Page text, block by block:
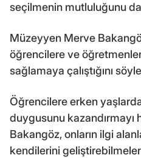
seçilmenin mutluluğunu
Müzeyyen Merve
öğrencilere ve
sağlamaya çalıştığını
Öğrencilere erken
duygusunu
Bakangöz, onların ilgi
kendilerini